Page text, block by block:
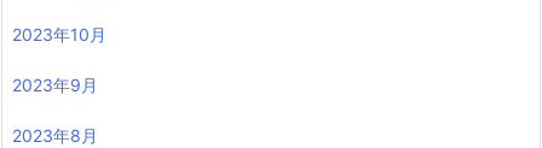
2023年10月
2023年9月
2023年8月